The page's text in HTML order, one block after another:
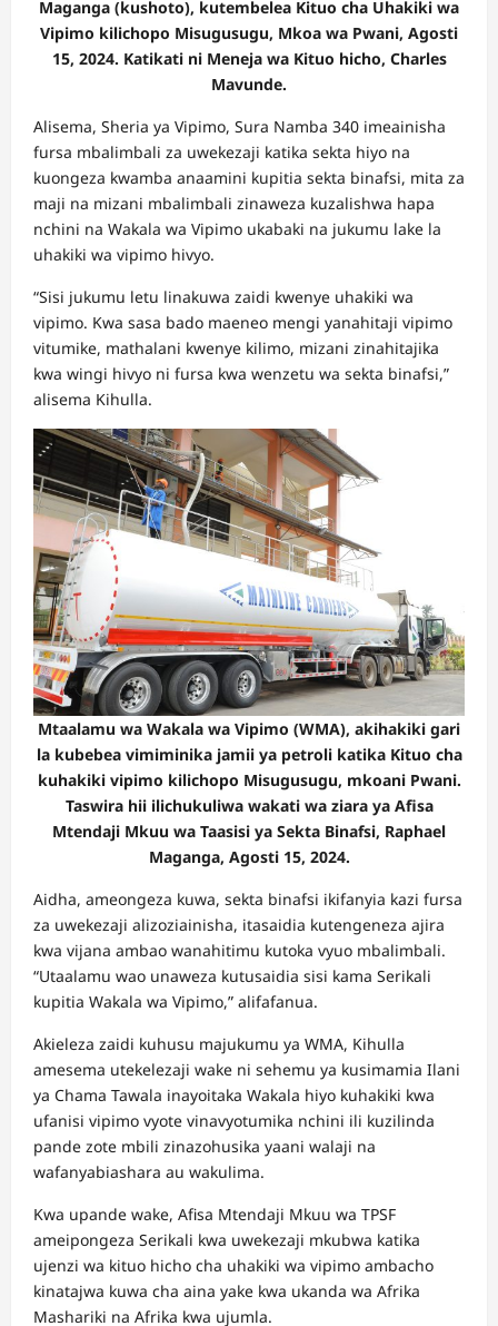
Maganga (kushoto), kutembelea Kituo cha Uhakiki wa
Vipimo kilichopo Misugusugu, Mkoa wa Pwani, Agosti
15, 2024. Katikati ni Meneja wa Kituo hicho, Charles
Mavunde.
Alisema, Sheria ya Vipimo, Sura Namba 340 imeainisha
fursa mbalimbali za uwekezaji katika sekta hiyo na
kuongeza kwamba anaamini kupitia sekta binafsi, mita za
maji na mizani mbalimbali zinaweza kuzalishwa hapa
nchini na Wakala wa Vipimo ukabaki na jukumu lake la
uhakiki wa vipimo hivyo.
“Sisi jukumu letu linakuwa zaidi kwenye uhakiki wa
vipimo. Kwa sasa bado maeneo mengi yanahitaji vipimo
vitumike, mathalani kwenye kilimo, mizani zinahitajika
kwa wingi hivyo ni fursa kwa wenzetu wa sekta binafsi,”
alisema Kihulla.
Mtaalamu wa Wakala wa Vipimo (WMA), akihakiki gari
la kubebea vimiminika jamii ya petroli katika Kituo cha
kuhakiki vipimo kilichopo Misugusugu, mkoani Pwani.
Taswira hii ilichukuliwa wakati wa ziara ya Afisa
Mtendaji Mkuu wa Taasisi ya Sekta Binafsi, Raphael
Maganga, Agosti 15, 2024.
Aidha, ameongeza kuwa, sekta binafsi ikifanyia kazi fursa
za uwekezaji alizoziainisha, itasaidia kutengeneza ajira
kwa vijana ambao wanahitimu kutoka vyuo mbalimbali.
“Utaalamu wao unaweza kutusaidia sisi kama Serikali
kupitia Wakala wa Vipimo,” alifafanua.
Akieleza zaidi kuhusu majukumu ya WMA, Kihulla
amesema utekelezaji wake ni sehemu ya kusimamia Ilani
ya Chama Tawala inayoitaka Wakala hiyo kuhakiki kwa
ufanisi vipimo vyote vinavyotumika nchini ili kuzilinda
pande zote mbili zinazohusika yaani walaji na
wafanyabiashara au wakulima.
Kwa upande wake, Afisa Mtendaji Mkuu wa TPSF
ameipongeza Serikali kwa uwekezaji mkubwa katika
ujenzi wa kituo hicho cha uhakiki wa vipimo ambacho
kinatajwa kuwa cha aina yake kwa ukanda wa Afrika
Mashariki na Afrika kwa ujumla.